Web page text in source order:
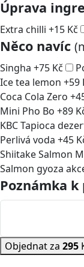
Úprava
Extra chilli +15 Kč
Něco navíc
Singha +75 Kč
Ice tea lemon +59
Coca Cola Zero +
Mini Pho Bo +89
KBC Tapioca
Perlivá voda +45
Shiitake Salmon
Salmon gyoza
Poznámka
Objednat za 295